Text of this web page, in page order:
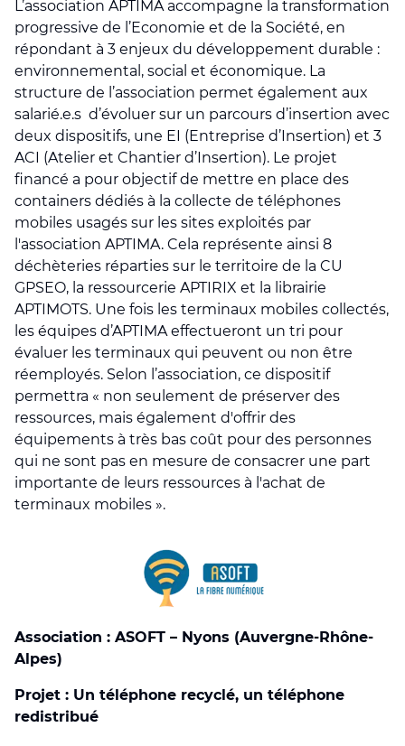
L’association APTIMA accompagne la transformation
progressive de l’Economie et de la Société, en
répondant à 3 enjeux du développement durable :
environnemental, social et économique. La
structure de l’association permet également aux
salarié.e.s d’évoluer sur un parcours d’insertion avec
deux dispositifs, une EI (Entreprise d’Insertion) et 3
ACI (Atelier et Chantier d’Insertion). Le projet
financé a pour objectif de mettre en place des
containers dédiés à la collecte de téléphones
mobiles usagés sur les sites exploités par
l'association APTIMA. Cela représente ainsi 8
déchèteries réparties sur le territoire de la CU
GPSEO, la ressourcerie APTIRIX et la librairie
APTIMOTS. Une fois les terminaux mobiles collectés,
les équipes d’APTIMA effectueront un tri pour
évaluer les terminaux qui peuvent ou non être
réemployés. Selon l’association, ce dispositif
permettra « non seulement de préserver des
ressources, mais également d'offrir des
équipements à très bas coût pour des personnes
qui ne sont pas en mesure de consacrer une part
importante de leurs ressources à l'achat de
terminaux mobiles ».
Association : ASOFT – Nyons (Auvergne-Rhône-
Alpes)
Projet : Un téléphone recyclé, un téléphone
redistribué